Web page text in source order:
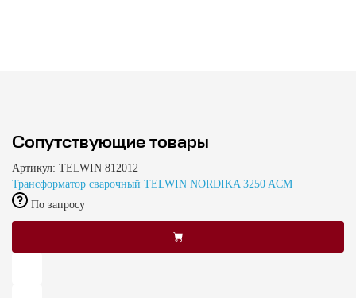
Сопутствующие товары
Артикул: TELWIN 812012
Трансформатор сварочный TELWIN NORDIKA 3250 ACM
По запросу